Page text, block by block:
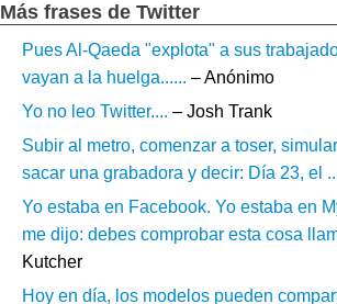
Más frases de Twitter
Pues Al-Qaeda "explota" a sus
vayan a la huelga...... – Anónimo
Yo no leo Twitter.... – Josh Trank
Subir al metro, comenzar a toser,
sacar una grabadora y decir: Día 23, el
Yo estaba en Facebook. Yo estaba en
me dijo: debes comprobar esta cosa
Kutcher
Hoy en día, los modelos pueden